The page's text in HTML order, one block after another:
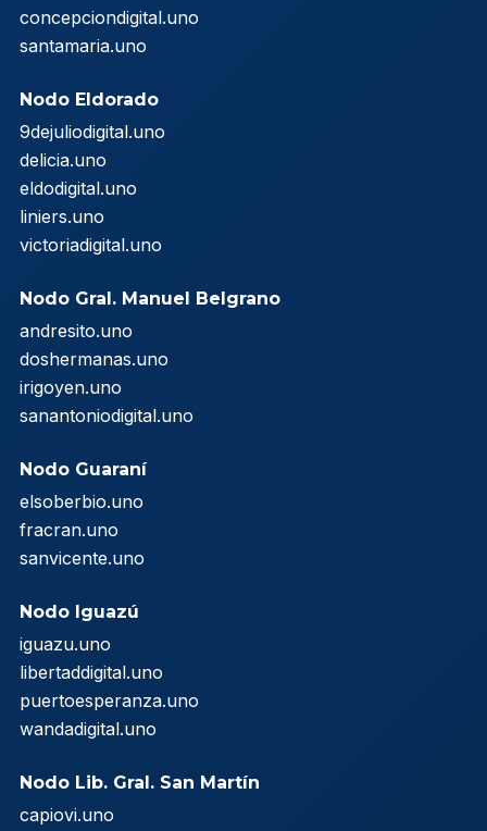
concepciondigital.uno
santamaria.uno
Nodo Eldorado
9dejuliodigital.uno
delicia.uno
eldodigital.uno
liniers.uno
victoriadigital.uno
Nodo Gral. Manuel Belgrano
andresito.uno
doshermanas.uno
irigoyen.uno
sanantoniodigital.uno
Nodo Guaraní
elsoberbio.uno
fracran.uno
sanvicente.uno
Nodo Iguazú
iguazu.uno
libertaddigital.uno
puertoesperanza.uno
wandadigital.uno
Nodo Lib. Gral. San Martín
capiovi.uno